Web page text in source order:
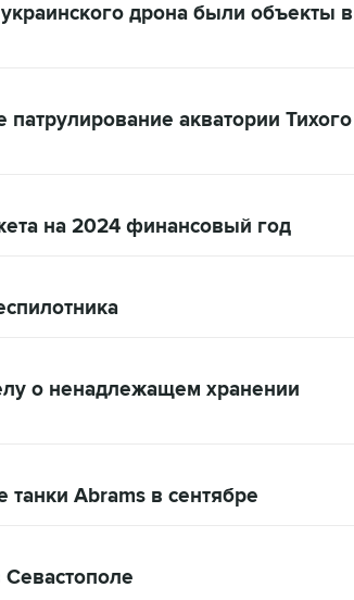
дрона были объекты в
акватории Тихого
на 2024 финансовый год
о ненадлежащем хранении
Abrams в сентябре